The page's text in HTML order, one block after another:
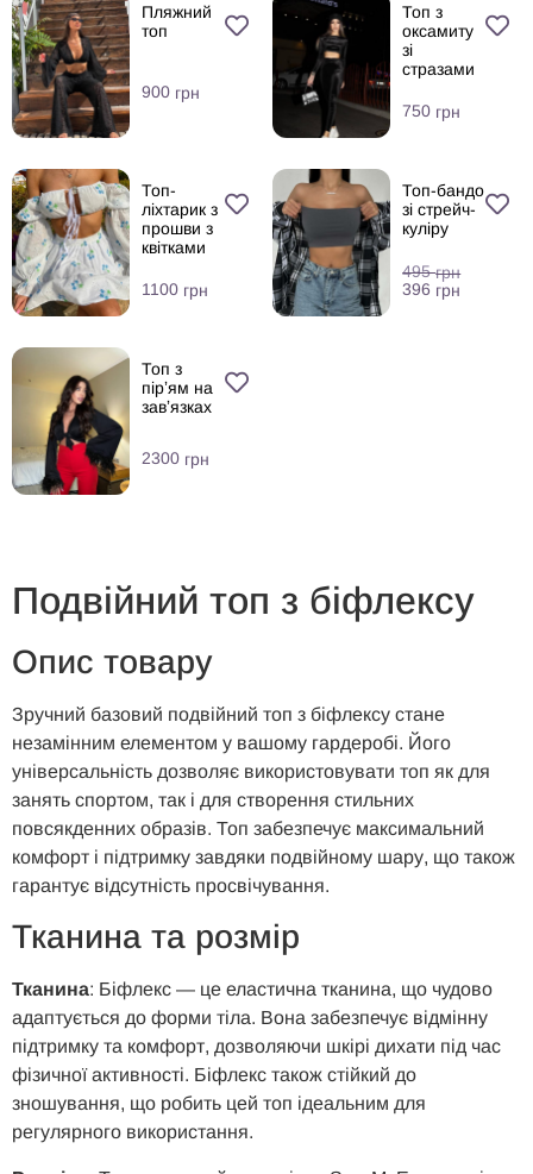
Пляжний
топ
900 грн
Топ з
оксамиту
зі
стразами
750 грн
Топ-
ліхтарик з
прошви з
квітками
1100 грн
Топ-бандо
зі стрейч-
куліру
495грн
396 грн
Топ з
пірʼям на
завʼязках
2300 грн
Подвійний топ з біфлексу
Опис товару
Зручний базовий подвійний топ з біфлексу стане
незамінним елементом у вашому гардеробі. Його
універсальність дозволяє використовувати топ як для
занять спортом, так і для створення стильних
повсякденних образів. Топ забезпечує максимальний
комфорт і підтримку завдяки подвійному шару, що також
гарантує відсутність просвічування.
Тканина та розмір
Тканина: Біфлекс — це еластична тканина, що чудово
адаптується до форми тіла. Вона забезпечує відмінну
підтримку та комфорт, дозволяючи шкірі дихати під час
фізичної активності. Біфлекс також стійкий до
зношування, що робить цей топ ідеальним для
регулярного використання.